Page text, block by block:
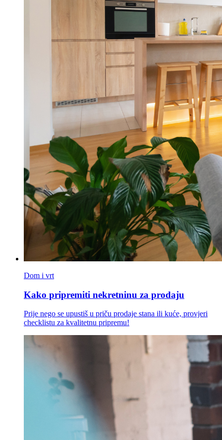
Dom i vrt
Kako pripremiti nekretninu za prodaju
Prije nego se upustiš u priču prodaje stana ili kuće, provjeri
checklistu za kvalitetnu pripremu!